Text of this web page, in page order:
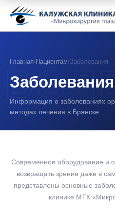
Главная/Пациентам/Заболевания
Заболевания
Информация о заболеваниях
методах лечения в Брянске.
Современное оборудование и
возвращать зрение даже в
представлены основные
клинике МТК